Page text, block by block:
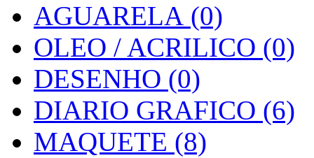
AGUARELA (0)
OLEO / ACRILICO (0)
DESENHO (0)
DIARIO GRAFICO (6)
MAQUETE (8)